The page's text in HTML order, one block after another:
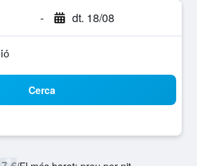
- dt. 18/08
Cerca